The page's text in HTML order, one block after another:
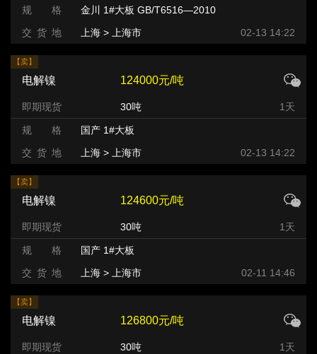
规 格
金川 1#大板 GB/T6516—2010
交 货 地
上海 > 上海市 02-13 14:22
【卖】
电解镍 124000元/吨
即期现货 30吨 1天
规 格
国产 1#大板
交 货 地
上海 > 上海市 02-13 14:22
【卖】
电解镍 124600元/吨
即期现货 30吨 1天
规 格
国产 1#大板
交 货 地
上海 > 上海市 02-11 14:46
【卖】
电解镍 126800元/吨
即期现货 30吨 1天